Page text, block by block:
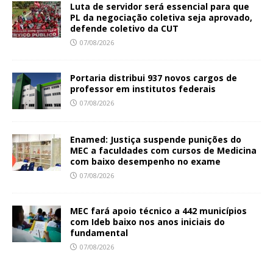
Luta de servidor será essencial para que
PL da negociação coletiva seja aprovado,
defende coletivo da CUT
07/08/2026
Portaria distribui 937 novos cargos de
professor em institutos federais
07/08/2026
Enamed: Justiça suspende punições do
MEC a faculdades com cursos de Medicina
com baixo desempenho no exame
07/08/2026
MEC fará apoio técnico a 442 municípios
com Ideb baixo nos anos iniciais do
fundamental
07/08/2026